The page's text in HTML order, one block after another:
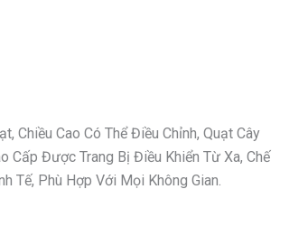
Chiều Cao Có Thể Điều Chỉnh, Quạt Cây
Cấp Được Trang Bị Điều Khiển Từ Xa, Chế
Tế, Phù Hợp Với Mọi Không Gian.